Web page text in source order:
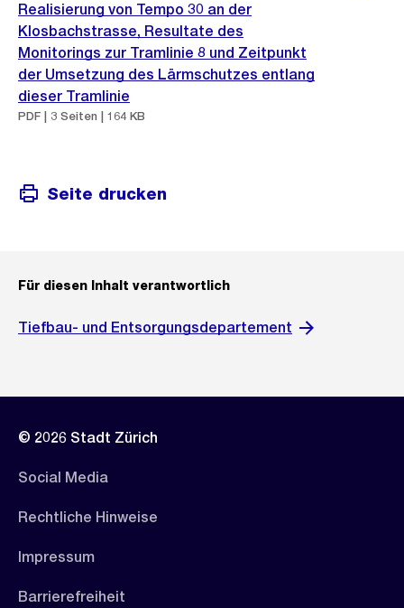
Realisierung von Tempo 30 an der
Klosbachstrasse, Resultate des
Monitorings zur Tramlinie 8 und Zeitpunkt
der Umsetzung des Lärmschutzes entlang
dieser Tramlinie
PDF | 3 Seiten | 164 KB
Seite drucken
Für diesen Inhalt verantwortlich
Tiefbau- und Entsorgungsdepartement
© 2026 Stadt Zürich
Social Media
Rechtliche Hinweise
Impressum
Barrierefreiheit